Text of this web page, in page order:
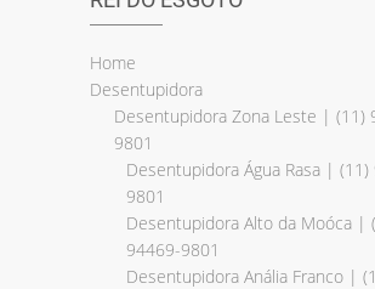
Home
Desentupidora
Desentupidora Zona Leste | (11)
9801
Desentupidora Água Rasa | (11)
9801
Desentupidora Alto da Moóca |
94469-9801
Desentupidora Anália Franco |